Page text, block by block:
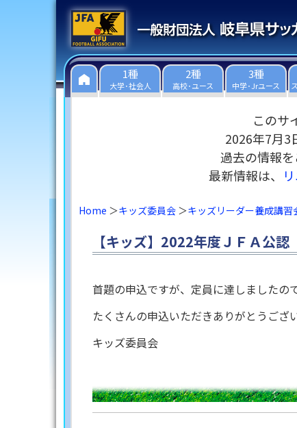
1種
大学･社会人
2種
高校･ユース
3種
中学･Jrユース
このサ
2026年7月3
過去の情報
最新情報は、
Home キッズ委員会 キッズリーダー養成講習
【キッズ】2022年度ＪＦＡ
首題の申込ですが、定員に達しましたの
たくさんの申込いただきありがとうござい
キッズ委員会